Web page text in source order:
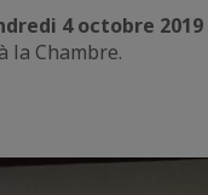
4 octobre 2019
la Chambre.